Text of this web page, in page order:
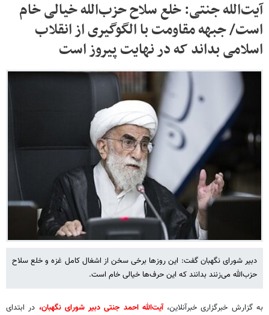
آیت‌الله جنتی: خلع سلاح حزب‌الله خیالی خام
است/ جبهه مقاومت با الگوگیری از انقلاب
اسلامی بداند که در نهایت پیروز است
دبیر شورای نگهبان گفت: این روزها برخی سخن از اشغال کامل غزه و خلع سلاح
حزب‌الله می‌زنند بدانند که این حرف‌ها خیالی خام است.
به گزارش خبرگزاری خبرآنلاین، آیت‌الله احمد جنتی دبیر شورای نگهبان، در ابتدای